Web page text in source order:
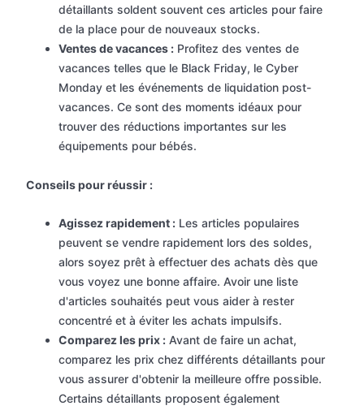
détaillants soldent souvent ces articles pour faire
de la place pour de nouveaux stocks.
Ventes de vacances : Profitez des ventes de
vacances telles que le Black Friday, le Cyber
Monday et les événements de liquidation post-
vacances. Ce sont des moments idéaux pour
trouver des réductions importantes sur les
équipements pour bébés.
Conseils pour réussir :
Agissez rapidement : Les articles populaires
peuvent se vendre rapidement lors des soldes,
alors soyez prêt à effectuer des achats dès que
vous voyez une bonne affaire. Avoir une liste
d'articles souhaités peut vous aider à rester
concentré et à éviter les achats impulsifs.
Comparez les prix : Avant de faire un achat,
comparez les prix chez différents détaillants pour
vous assurer d'obtenir la meilleure offre possible.
Certains détaillants proposent également